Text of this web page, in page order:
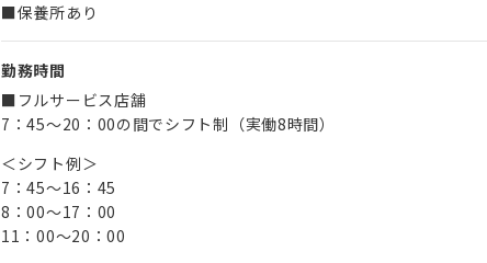
■保養所あり
勤務時間
■フルサービス店舗
7：45～20：00の間でシフト制（実働8時間）
＜シフト例＞
7：45～16：45
8：00～17：00
11：00～20：00